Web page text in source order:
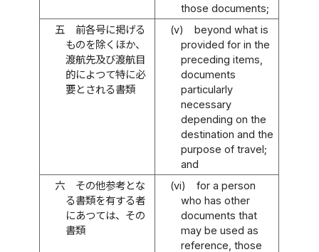
those documents;
五
前各号に掲げる
ものを除くほか、
渡航先及び渡航目
的によつて特に必
要とされる書類
(v)
beyond what is
provided for in the
preceding items,
documents
particularly
necessary
depending on the
destination and the
purpose of travel;
and
六
その他参考とな
る書類を有する者
にあつては、その
書類
(vi)
for a person
who has other
documents that
may be used as
reference, those